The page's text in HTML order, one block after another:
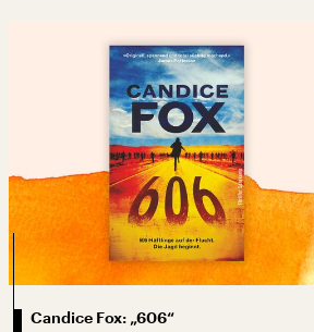
Candice Fox: „606“